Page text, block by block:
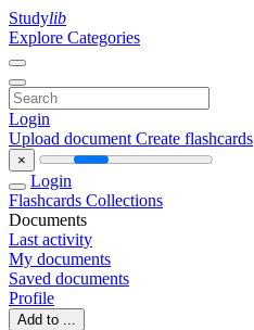
Studylib
Explore Categories
Login
Upload document Create flashcards
×
Login
Flashcards Collections
Documents
Last activity
My documents
Saved documents
Profile
Add to ...